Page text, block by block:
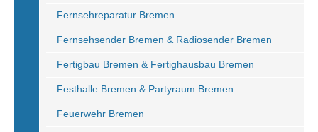
Fernsehreparatur Bremen
Fernsehsender Bremen & Radiosender Bremen
Fertigbau Bremen & Fertighausbau Bremen
Festhalle Bremen & Partyraum Bremen
Feuerwehr Bremen